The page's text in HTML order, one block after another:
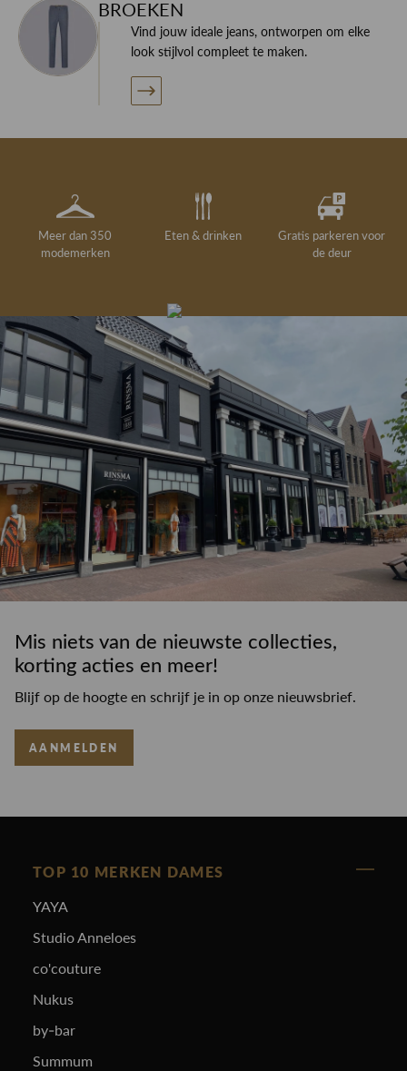
BROEKEN
Vind jouw ideale jeans, ontworpen om elke
look stijlvol compleet te maken.
Meer dan 350
modemerken
Eten & drinken
Gratis parkeren voor
de deur
drankje
Gratis retourneren in
de winkel
Deskundig
kledingadvies
winkeloppervlak
Mis niets van de nieuwste collecties,
korting acties en meer!
Blijf op de hoogte en schrijf je in op onze nieuwsbrief.
AANMELDEN
TOP 10 MERKEN DAMES
YAYA
Studio Anneloes
co'couture
Nukus
by-bar
Summum